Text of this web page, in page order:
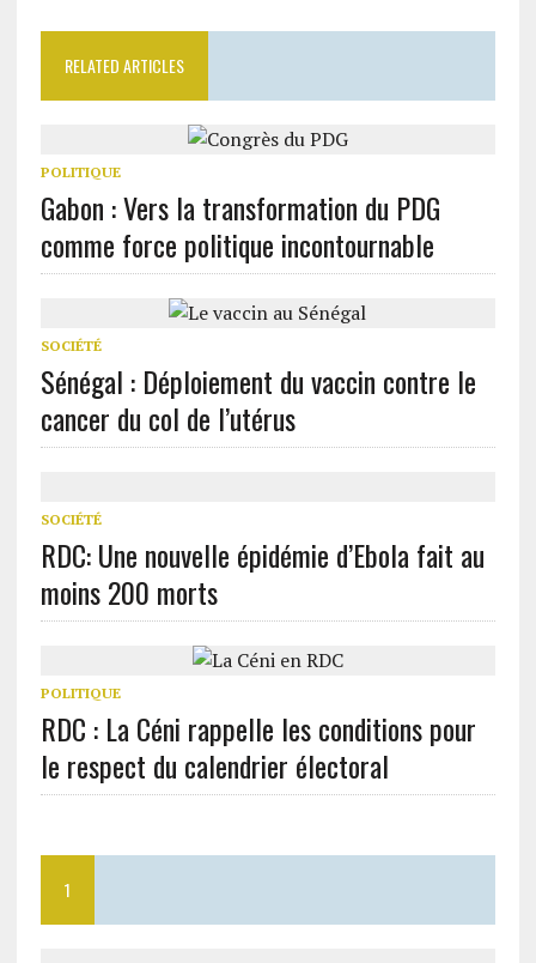
RELATED ARTICLES
POLITIQUE
Gabon : Vers la transformation du PDG
comme force politique incontournable
SOCIÉTÉ
Sénégal : Déploiement du vaccin contre le
cancer du col de l’utérus
SOCIÉTÉ
RDC: Une nouvelle épidémie d’Ebola fait au
moins 200 morts
POLITIQUE
RDC : La Céni rappelle les conditions pour
le respect du calendrier électoral
1